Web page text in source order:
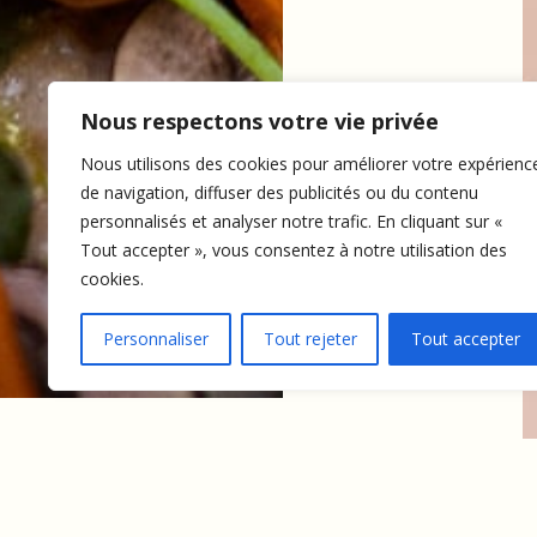
Nous respectons votre vie privée
Nous utilisons des cookies pour améliorer votre
de navigation, diffuser des publicités ou du contenu
personnalisés et analyser notre trafic. En cliquant sur «
Tout accepter », vous consentez à notre utilisation des
cookies.
Personnaliser Tout rejeter Tout accepter